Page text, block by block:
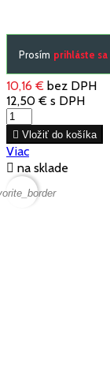
Prosím prihláste sa
10,16 € bez DPH
12,50 € s DPH
 Vložiť do košíka
Viac
 na sklade